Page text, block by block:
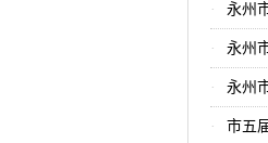
永州
永州
永州
市五